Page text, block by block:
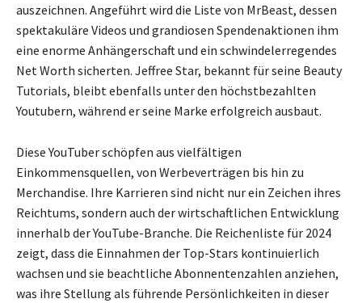
auszeichnen. Angeführt wird die Liste von MrBeast, dessen
spektakuläre Videos und grandiosen Spendenaktionen ihm
eine enorme Anhängerschaft und ein schwindelerregendes
Net Worth sicherten. Jeffree Star, bekannt für seine Beauty
Tutorials, bleibt ebenfalls unter den höchstbezahlten
Youtubern, während er seine Marke erfolgreich ausbaut.
Diese YouTuber schöpfen aus vielfältigen
Einkommensquellen, von Werbeverträgen bis hin zu
Merchandise. Ihre Karrieren sind nicht nur ein Zeichen ihres
Reichtums, sondern auch der wirtschaftlichen Entwicklung
innerhalb der YouTube-Branche. Die Reichenliste für 2024
zeigt, dass die Einnahmen der Top-Stars kontinuierlich
wachsen und sie beachtliche Abonnentenzahlen anziehen,
was ihre Stellung als führende Persönlichkeiten in dieser